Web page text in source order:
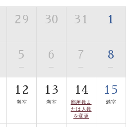
料参拝バス
イバー兼ガイドが諏訪大社をご
約制ですので、ご利用ご希望の方
行できない日がございます
諏訪大社など歴史ある諏訪の街
29
—
30
—
31
—
1
—
5
—
6
—
7
—
8
—
12
満室
13
満室
14
部屋数ま
たは人数
を変更
15
満室